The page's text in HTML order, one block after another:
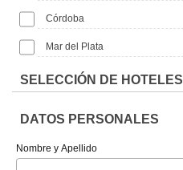
Córdoba
Mar del Plata
SELECCIÓN DE HOTELES
DATOS PERSONALES
Nombre y Apellido